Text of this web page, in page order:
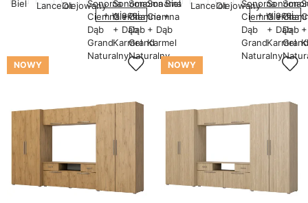
+ więcej + więcej
NOWY NOWY